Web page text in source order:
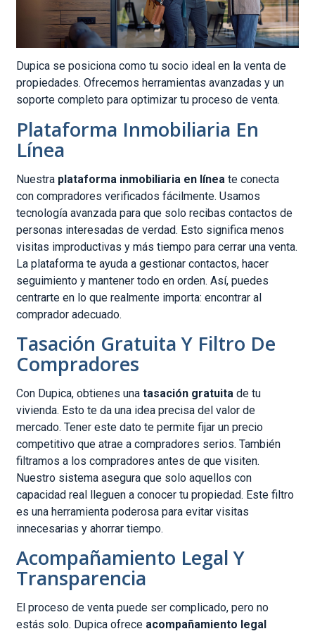
Dupica se posiciona como tu socio ideal en la venta de
propiedades. Ofrecemos herramientas avanzadas y un
soporte completo para optimizar tu proceso de venta.
Plataforma Inmobiliaria En
Línea
Nuestra plataforma inmobiliaria en línea te conecta
con compradores verificados fácilmente. Usamos
tecnología avanzada para que solo recibas contactos de
personas interesadas de verdad. Esto significa menos
visitas improductivas y más tiempo para cerrar una venta.
La plataforma te ayuda a gestionar contactos, hacer
seguimiento y mantener todo en orden. Así, puedes
centrarte en lo que realmente importa: encontrar al
comprador adecuado.
Tasación Gratuita Y Filtro De
Compradores
Con Dupica, obtienes unatasación gratuita de tu
vivienda. Esto te da una idea precisa del valor de
mercado. Tener este dato te permite fijar un precio
competitivo que atrae a compradores serios. También
filtramos a los compradores antes de que visiten.
Nuestro sistema asegura que solo aquellos con
capacidad real lleguen a conocer tu propiedad. Este filtro
es una herramienta poderosa para evitar visitas
innecesarias y ahorrar tiempo.
Acompañamiento Legal Y
Transparencia
El proceso de venta puede ser complicado, pero no
estás solo. Dupica ofrece acompañamiento legal